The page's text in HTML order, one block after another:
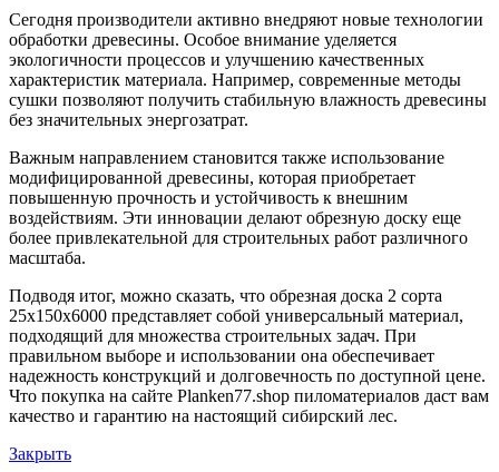
Сегодня производители активно внедряют новые технологии
обработки древесины. Особое внимание уделяется
экологичности процессов и улучшению качественных
характеристик материала. Например, современные методы
сушки позволяют получить стабильную влажность древесины
без значительных энергозатрат.
Важным направлением становится также использование
модифицированной древесины, которая приобретает
повышенную прочность и устойчивость к внешним
воздействиям. Эти инновации делают обрезную доску еще
более привлекательной для строительных работ различного
масштаба.
Подводя итог, можно сказать, что обрезная доска 2 сорта
25х150х6000 представляет собой универсальный материал,
подходящий для множества строительных задач. При
правильном выборе и использовании она обеспечивает
надежность конструкций и долговечность по доступной цене.
Что покупка на сайте Planken77.shop пиломатериалов даст вам
качество и гарантию на настоящий сибирский лес.
Закрыть